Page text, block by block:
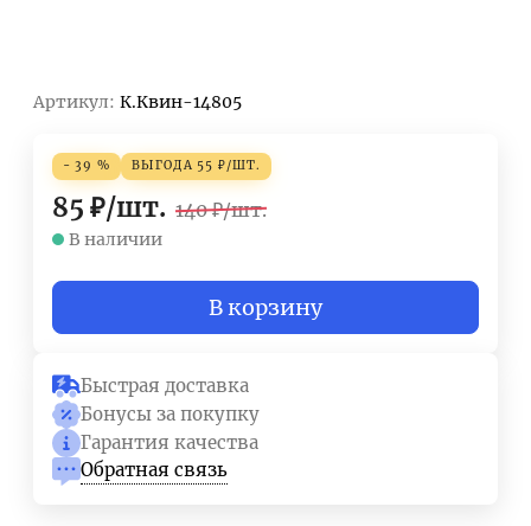
Артикул: К.Квин-14805
- 39 % ВЫГОДА 55 ₽/ШТ.
85 ₽/шт. 140 ₽/шт.
В наличии
В корзину
Быстрая доставка
Бонусы за покупку
Гарантия качества
Обратная связь